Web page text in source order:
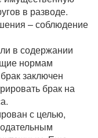
в разводе.
– соблюдение
в содержании
нормам
заключен
брак на
с целью,